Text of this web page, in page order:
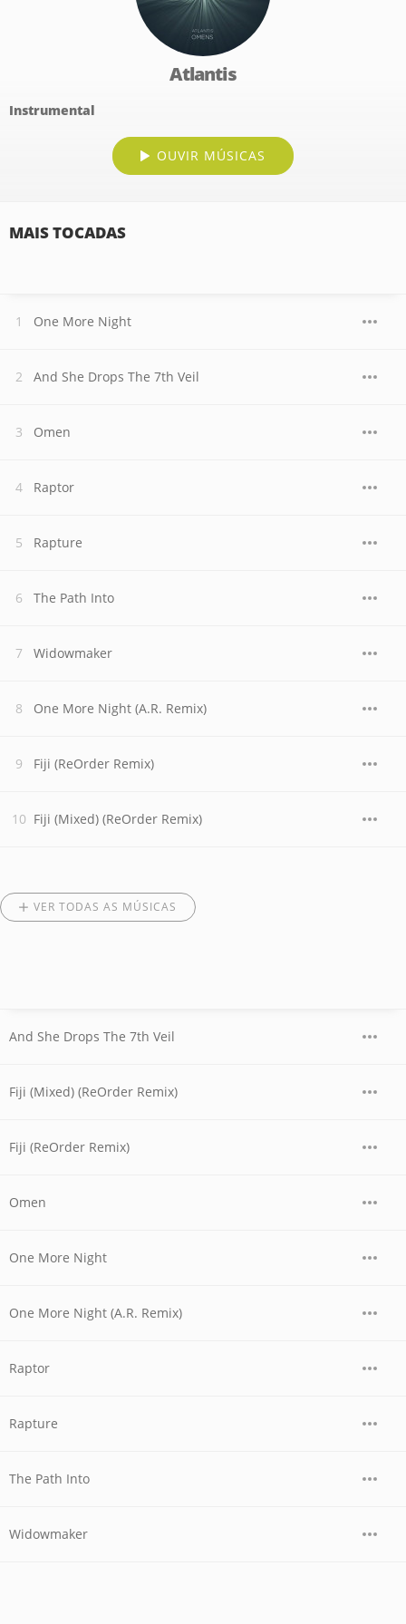
Atlantis
Instrumental
OUVIR MÚSICAS
MAIS TOCADAS
One More Night
And She Drops The 7th Veil
Omen
Raptor
Rapture
The Path Into
Widowmaker
One More Night (A.R. Remix)
Fiji (ReOrder Remix)
Fiji (Mixed) (ReOrder Remix)
VER TODAS AS MÚSICAS
And She Drops The 7th Veil
Fiji (Mixed) (ReOrder Remix)
Fiji (ReOrder Remix)
Omen
One More Night
One More Night (A.R. Remix)
Raptor
Rapture
The Path Into
Widowmaker